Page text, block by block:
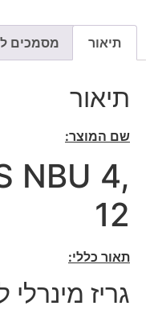
תיאור מסמכים
תיאור
שם המוצר:
NBU 4,
12
תאור כללי:
גריז מינרלי